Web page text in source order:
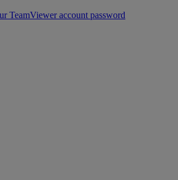
TeamViewer account password